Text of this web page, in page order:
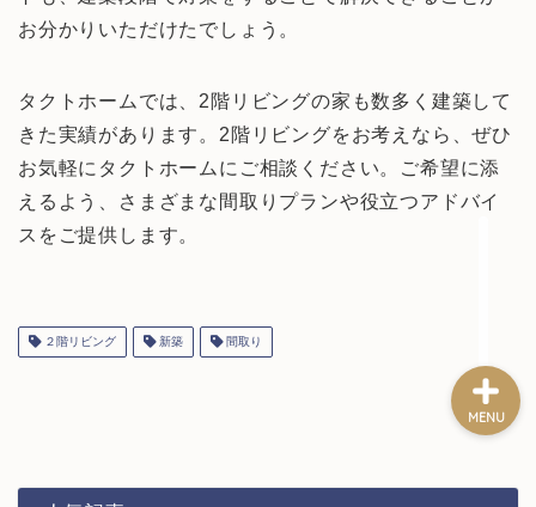
お分かりいただけたでしょう。
タクトホームでは、2階リビングの家も数多く建築して
きた実績があります。2階リビングをお考えなら、ぜひ
お気軽にタクトホームにご相談ください。ご希望に添
えるよう、さまざまな間取りプランや役立つアドバイ
スをご提供します。
２階リビング 新築 間取り
MENU
お家のお悩み
お金(節約術)